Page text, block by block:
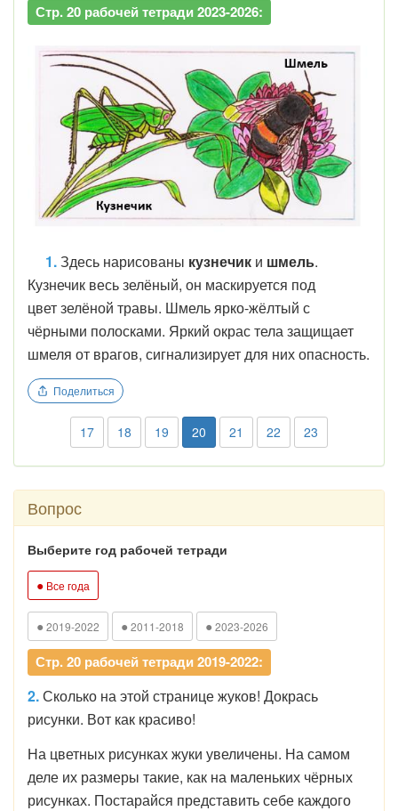
Стр. 20 рабочей тетради 2023-2026:
1.Здесь нарисованы кузнечик и шмель.
Кузнечик весь зелёный, он маскируется под
цвет зелёной травы. Шмель ярко-жёлтый с
чёрными полосками. Яркий окрас тела защищает
шмеля от врагов, сигнализирует для них опасность.
Поделиться
17 18 19 20 21 22 23
Вопрос
Выберите год рабочей тетради
● Все года
● 2019-2022 ● 2011-2018 ● 2023-2026
Стр. 20 рабочей тетради 2019-2022:
2.Сколько на этой странице жуков! Докрась
рисунки. Вот как красиво!
На цветных рисунках жуки увеличены. На самом
деле их размеры такие, как на маленьких чёрных
рисунках. Постарайся представить себе каждого